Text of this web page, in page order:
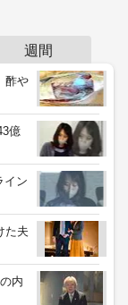
週間
酢や
億
イン
た夫
内